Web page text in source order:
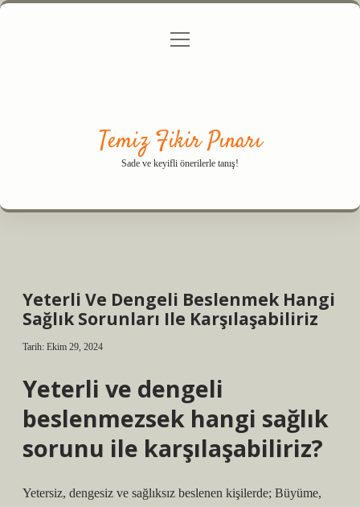
Gizlilik Politikası
menüyü
Temiz Fikir Pınarı
Sade ve keyifli önerilerle tanış!
Yeterli Ve Dengeli Beslenmek Hangi
Sağlık Sorunları Ile Karşılaşabiliriz
Tarih: Ekim 29, 2024
Yeterli ve dengeli
beslenmezsek hangi sağlık
sorunu ile karşılaşabiliriz?
Yetersiz, dengesiz ve sağlıksız beslenen kişilerde; Büyüme,